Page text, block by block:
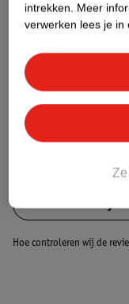
Bestel &
Hoe controleren wij de
intrekken. Meer
verwerken lees je in